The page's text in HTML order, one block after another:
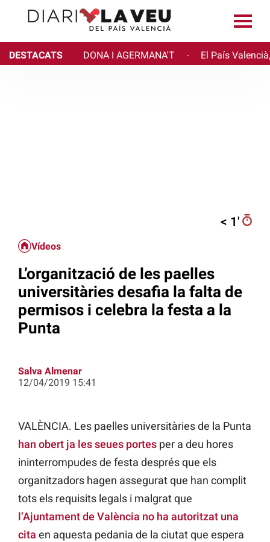
DESTACATS DONA I AGERMANA'T · El País
< 1′
Vídeos
L’organització de les paelles
universitàries desafia la falta de
permisos i celebra la festa a la
Punta
Salva Almenar
12/04/2019 15:41
VALÈNCIA. Les paelles universitàries de la Punta
han obert ja les seues portes per a deu hores
ininterrompudes de festa després que els
organitzadors hagen assegurat que han complit
tots els requisits legals i malgrat que
l’Ajuntament de València no ha autoritzat una
cita en aquesta pedania de la ciutat que espera